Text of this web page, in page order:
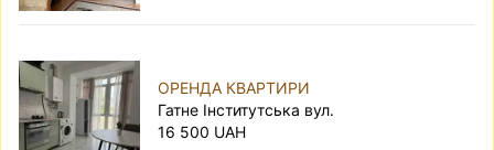
ОРЕНДА КВАРТИРИ
Гатне Інститутська вул.
16 500 UAH